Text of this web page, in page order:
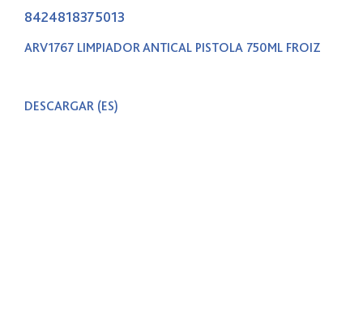
8424818375013
ARV1767 LIMPIADOR ANTICAL PISTOLA 750ML FROIZ
DESCARGAR(ES)